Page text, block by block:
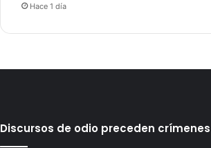
Hace 1 día
Discursos de odio preceden